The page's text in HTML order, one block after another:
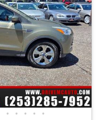
• • • • •